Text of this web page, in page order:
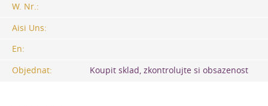
W. Nr.:
Aisi Uns:
En:
Objednat:
Koupit sklad, zkontrolujte si obsazenost